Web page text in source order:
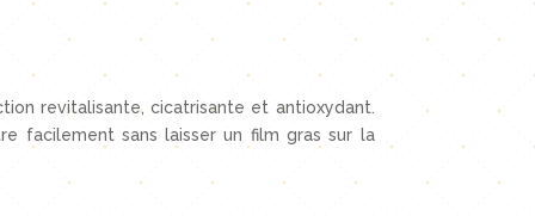
revitalisante, cicatrisante et antioxydant.
facilement sans laisser un film gras sur la